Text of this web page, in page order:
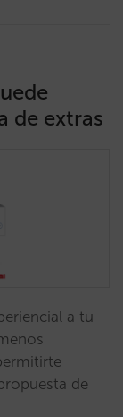
de extras
a tu
de